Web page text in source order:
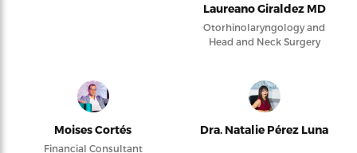
Laureano Giraldez MD
Otorhinolaryngology and
Head and Neck Surgery
Moises Cortés
Financial Consultant
Dra. Natalie Pérez Luna